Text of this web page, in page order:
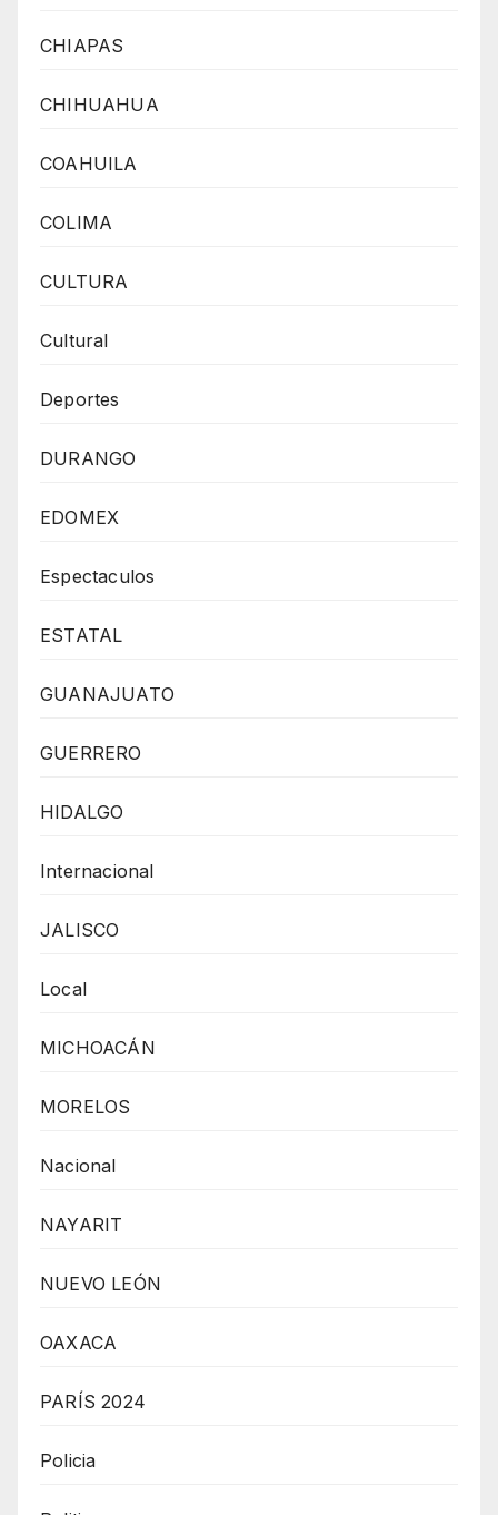
CHIAPAS
CHIHUAHUA
COAHUILA
COLIMA
CULTURA
Cultural
Deportes
DURANGO
EDOMEX
Espectaculos
ESTATAL
GUANAJUATO
GUERRERO
HIDALGO
Internacional
JALISCO
Local
MICHOACÁN
MORELOS
Nacional
NAYARIT
NUEVO LEÓN
OAXACA
PARÍS 2024
Policia